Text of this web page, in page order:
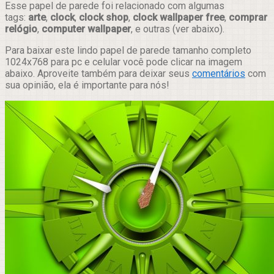
Esse papel de parede foi relacionado com algumas
tags: arte, clock, clock shop, clock wallpaper free, comprar
relógio, computer wallpaper, e outras (ver abaixo).
Para baixar este lindo papel de parede tamanho completo
1024x768 para pc e celular você pode clicar na imagem
abaixo. Aproveite também para deixar seus comentários com
sua opinião, ela é importante para nós!